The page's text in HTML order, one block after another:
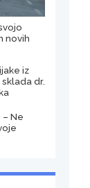
novih
iz
dr.
Ne